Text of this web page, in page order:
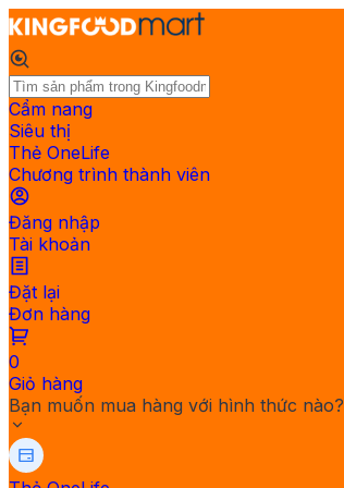
Cẩm nang
Siêu thị
Thẻ OneLife
Chương trình thành viên
Đăng nhập
Tài khoản
Đặt lại
Đơn hàng
0
Giỏ hàng
Bạn muốn mua hàng với hình thức nào?